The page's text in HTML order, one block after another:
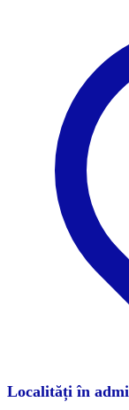
Localități în